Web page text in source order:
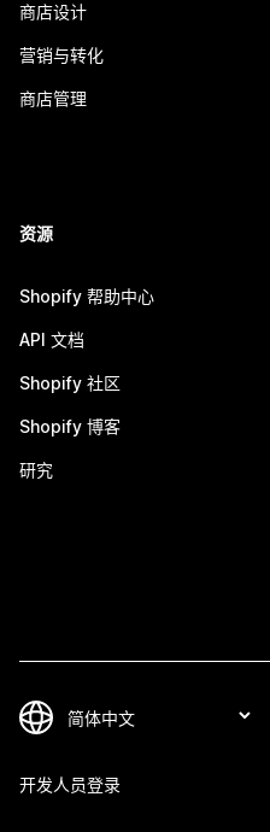
商店设计
营销与转化
商店管理
资源
Shopify 帮助中心
API 文档
Shopify 社区
Shopify 博客
研究
开发人员登录